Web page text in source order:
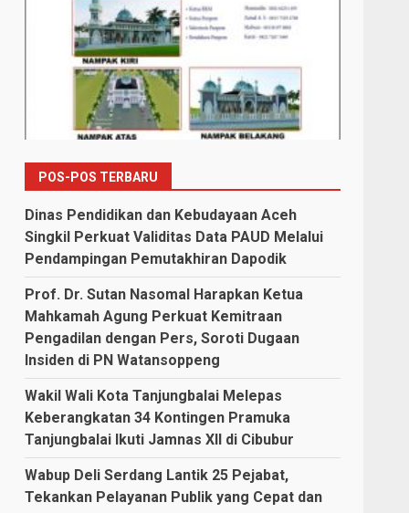
POS-POS TERBARU
Dinas Pendidikan dan Kebudayaan Aceh
Singkil Perkuat Validitas Data PAUD Melalui
Pendampingan Pemutakhiran Dapodik
Prof. Dr. Sutan Nasomal Harapkan Ketua
Mahkamah Agung Perkuat Kemitraan
Pengadilan dengan Pers, Soroti Dugaan
Insiden di PN Watansoppeng
Wakil Wali Kota Tanjungbalai Melepas
Keberangkatan 34 Kontingen Pramuka
Tanjungbalai Ikuti Jamnas XII di Cibubur
Wabup Deli Serdang Lantik 25 Pejabat,
Tekankan Pelayanan Publik yang Cepat dan